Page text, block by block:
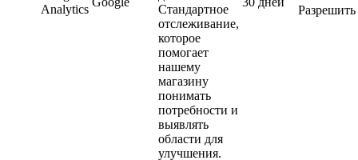
Analytics
Стандартное
отслеживание,
которое
помогает
нашему
магазину
понимать
потребности и
выявлять
области для
улучшения.
Разрешить